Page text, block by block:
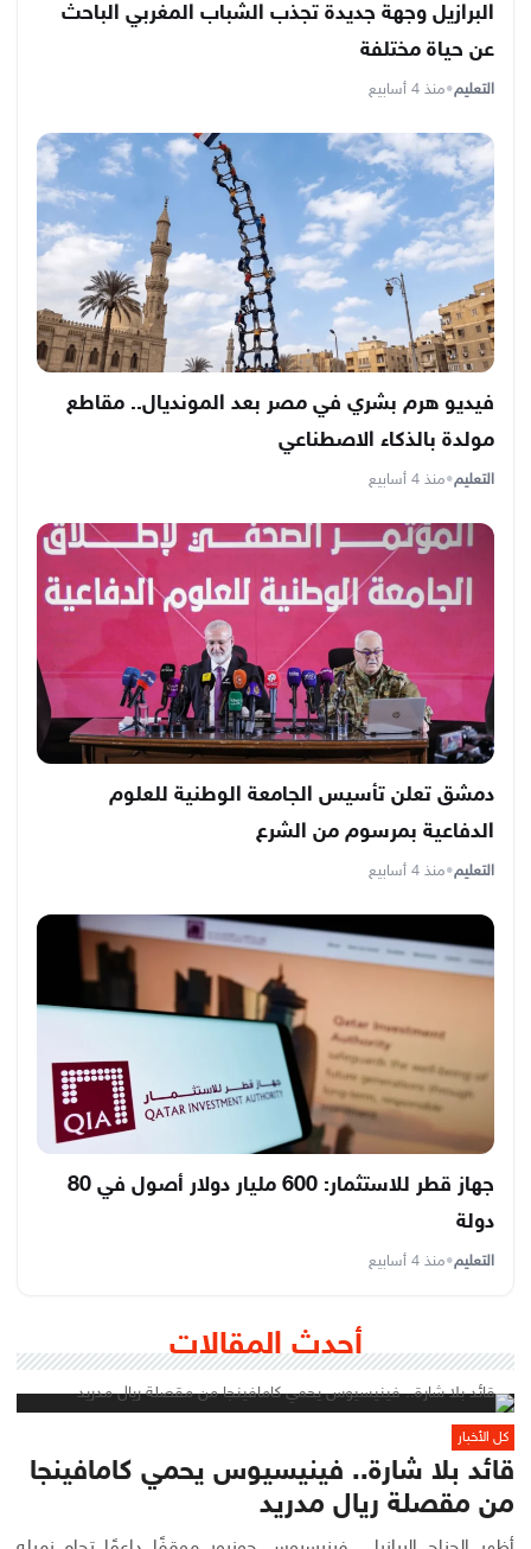
البرازيل وجهة جديدة تجذب الشباب المغربي الباحث
عن حياة مختلفة
التعليم•منذ 4 أسابيع
فيديو هرم بشري في مصر بعد المونديال.. مقاطع
مولدة بالذكاء الاصطناعي
التعليم•منذ 4 أسابيع
دمشق تعلن تأسيس الجامعة الوطنية للعلوم
الدفاعية بمرسوم من الشرع
التعليم•منذ 4 أسابيع
جهاز قطر للاستثمار: 600 مليار دولار أصول في 80
دولة
التعليم•منذ 4 أسابيع
أحدث المقالات
كل الأخبار
قائد بلا شارة.. فينيسيوس يحمي كامافينجا
من مقصلة ريال مدريد